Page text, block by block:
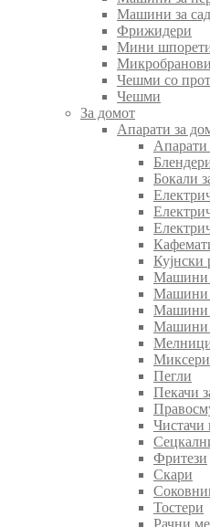
Машини за
Фрижидери
Мини
Чешми со
Чешми
За домот
Апарати за
Апарати
Бокали
Кујнски
Машини
Машини
Машини
Машини
Миксери
Пегли
Пекачи
Чистачи
Фритези
Скари
Тостери
Рачни